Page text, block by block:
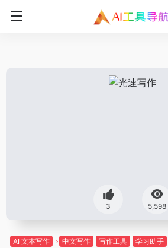
3 5,598
AI 文本写作 中文写作 写作工具 学习助手